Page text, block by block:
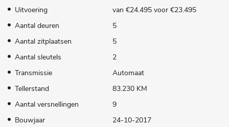
Uitvoering
van €24.495 voor €23.495
Aantal deuren
5
Aantal zitplaatsen
5
Aantal sleutels
2
Transmissie
Automaat
Tellerstand
83.230 KM
Aantal versnellingen
9
Bouwjaar
24-10-2017